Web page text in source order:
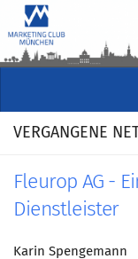
VERANSTALTUNGEN
Rückblicke
STUDIO
VERGANGENE
Fleurop AG -
Dienstleister
Karin Spengemann